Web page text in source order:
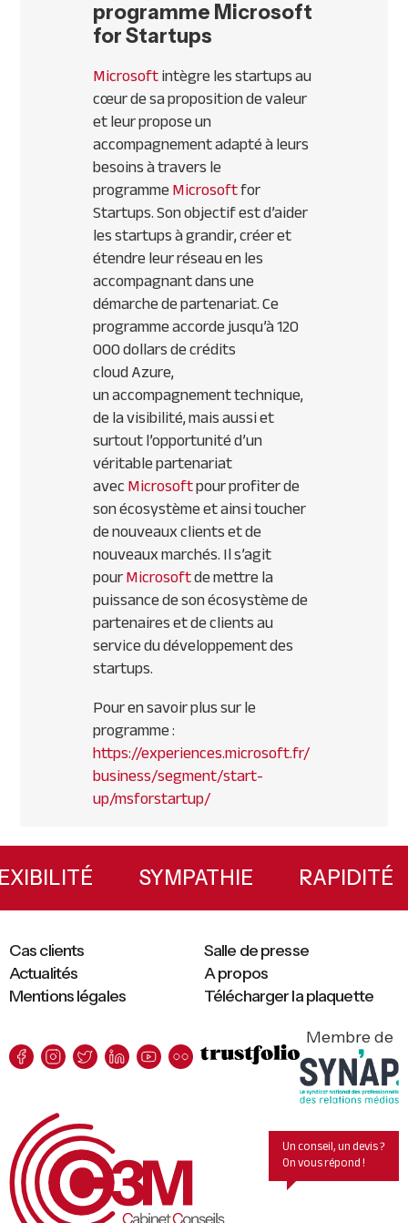
programme Microsoft
for Startups
Microsoftintègre les startups au
cœur de sa proposition de valeur
et leur propose un
accompagnement adapté à leurs
besoins à travers le
programmeMicrosoftfor
Startups. Son objectif est d’aider
les startups à grandir, créer et
étendre leur réseau en les
accompagnant dans une
démarche de partenariat. Ce
programme accorde jusqu’à 120
000 dollars de crédits
cloud Azure,
un accompagnement technique,
de la visibilité, mais aussi et
surtout l’opportunité d’un
véritable partenariat
avecMicrosoftpour profiter de
son écosystème et ainsi toucher
de nouveaux clients et de
nouveaux marchés. Il s’agit
pourMicrosoftde mettre la
puissance de son écosystème de
partenaires et de clients au
service du développement des
startups.
Pour en savoir plus sur le
programme :
https://experiences.microsoft.fr/
business/segment/start-
up/msforstartup/
Primary
Sidebar
FLEXIBILITÉ SYMPATHIE
Mentions légales Télécharger la plaquette
Cas clients
Salle de presse
Actualités
A propos
Membre de
Un conseil, un devis ?
On vous répond !